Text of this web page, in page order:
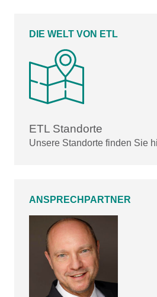
DIE WELT VON ETL
ETL Standorte
Unsere Standorte finden Sie
ANSPRECHPARTNER